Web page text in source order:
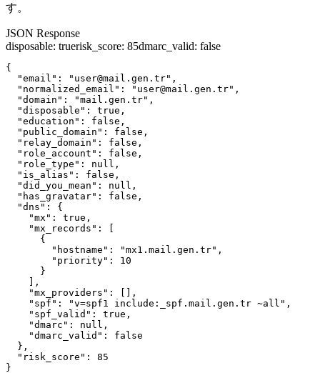
す。
JSON Response
disposable: truerisk_score: 85dmarc_valid: false
{
  "email": "user@mail.gen.tr",
  "normalized_email": "user@mail.gen.tr",
  "domain": "mail.gen.tr",
  "disposable": true,
  "education": false,
  "public_domain": false,
  "relay_domain": false,
  "role_account": false,
  "role_type": null,
  "is_alias": false,
  "did_you_mean": null,
  "has_gravatar": false,
  "dns": {
    "mx": true,
    "mx_records": [
      {
        "hostname": "mx1.mail.gen.tr",
        "priority": 10
      }
    ],
    "mx_providers": [],
    "spf": "v=spf1 include:_spf.mail.gen.tr ~all",
    "spf_valid": true,
    "dmarc": null,
    "dmarc_valid": false
  },
  "risk_score": 85
}